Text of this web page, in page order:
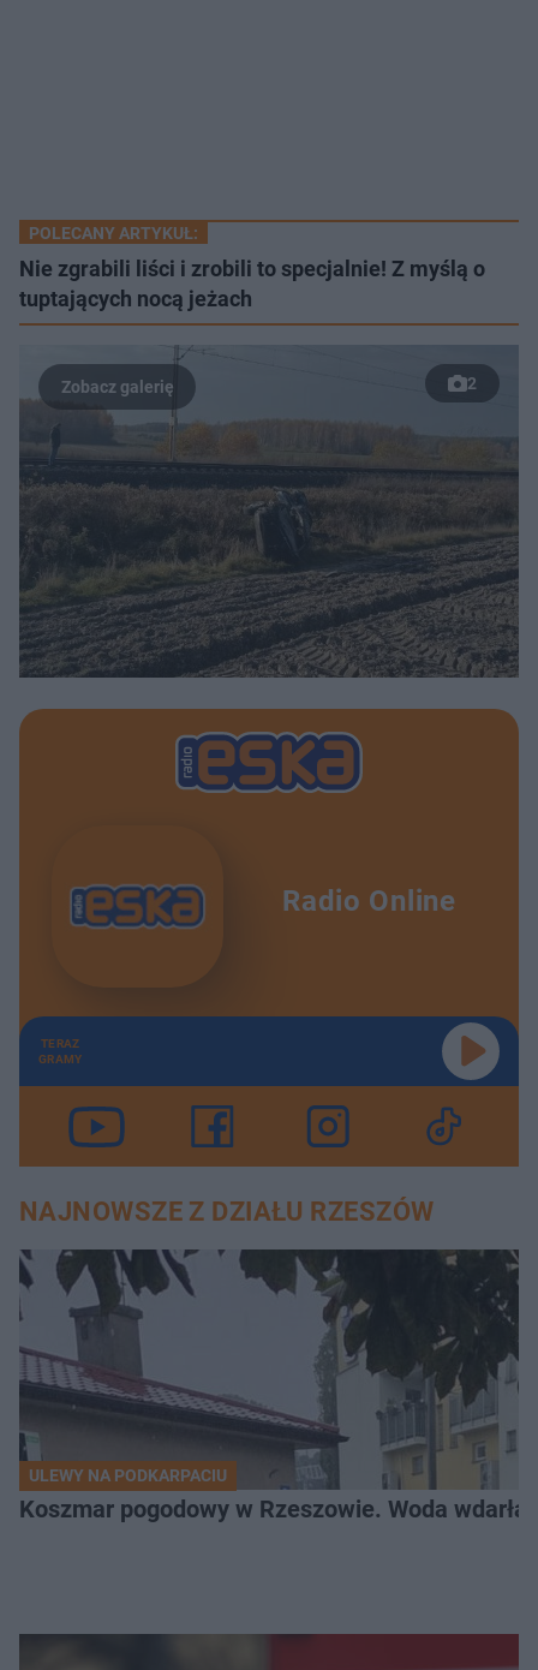
POLECANY ARTYKUŁ:
Nie zgrabili liści i zrobili to specjalnie! Z myślą o
tuptających nocą jeżach
2
Radio Online
TERAZ
GRAMY
NAJNOWSZE Z DZIAŁU RZESZÓW
ULEWY NA PODKARPACIU
Koszmar pogodowy w Rzeszowie. Woda